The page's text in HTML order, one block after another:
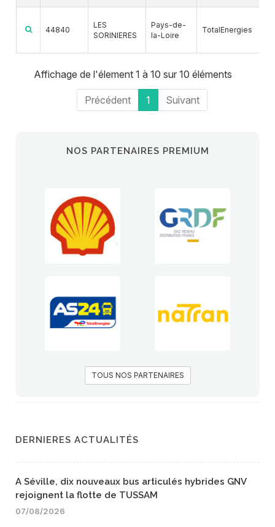
44840
LES
SORINIERES
Pays-de-
la-Loire
TotalEnergies
Affichage de l'élement 1 à 10 sur 10 éléments
Précédent 1 Suivant
NOS PARTENAIRES PREMIUM
TOUS NOS PARTENAIRES
DERNIERES ACTUALITÉS
A Séville, dix nouveaux bus articulés hybrides GNV
rejoignent la flotte de TUSSAM
07/08/2026